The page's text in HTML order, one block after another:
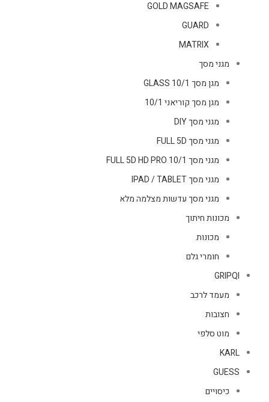
GOLD MAGSAFE
GUARD
MATRIX
מגני מסך
מגן מסך GLASS 10/1
מגן מסך קוריאני 10/1
מגני מסך DIY
מגני מסך FULL 5D
מגני מסך FULL 5D HD PRO 10/1
מגני מסך IPAD / TABLET
מגני מסך עדשות מצלמה מלא
מכונות חיתוך
מכונות
חומרי גלם
GRIPQI
מעמד לרכב
חצובות
מוט סלפי
KARL
GUESS
כיסויים